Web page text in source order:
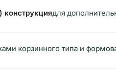
для
корзинного типа и